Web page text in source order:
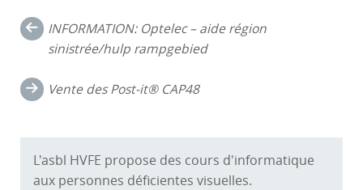
Navigation
dans
les
commentaires
INFORMATION: Optelec – aide région
sinistrée/hulp rampgebied
Vente des Post-it® CAP48
L'asbl HVFE propose des cours d'informatique
aux personnes déficientes visuelles.